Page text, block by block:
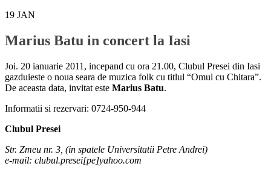
19 JAN
Marius Batu in concert la Iasi
Joi. 20 ianuarie 2011, incepand cu ora 21.00, Clubul Presei din Iasi
gazduieste o noua seara de muzica folk cu titlul “Omul cu Chitara”.
De aceasta data, invitat este Marius Batu.
Informatii si rezervari: 0724-950-944
Clubul Presei
Str. Zmeu nr. 3, (in spatele Universitatii Petre Andrei)
e-mail: clubul.presei[pe]yahoo.com